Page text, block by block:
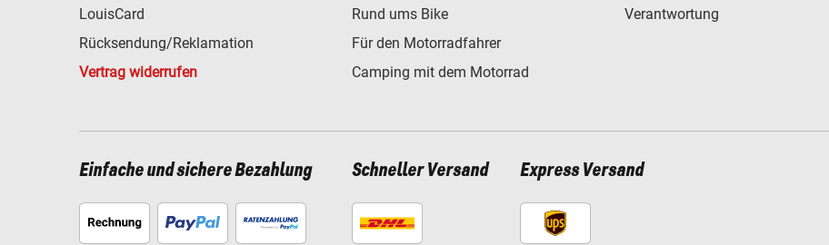
LouisCard
Rücksendung/Reklamation
Vertrag widerrufen
Rund ums Bike
Für den Motorradfahrer
Camping mit dem Motorrad
Verantwortung
Einfache und sichere Bezahlung Schneller Versand Express Versand